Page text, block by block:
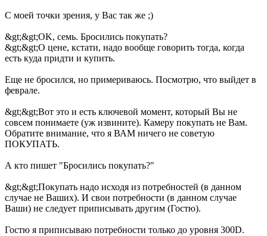
С моей точки зрения, у Вас так же ;)
&gt;&gt;OK, семь. Бросились покупать?
&gt;&gt;О цене, кстати, надо вообще говорить тогда, когда
есть куда придти и купить.
Еще не бросился, но примериваюсь. Посмотрю, что выйдет в
феврале.
&gt;&gt;Вот это и есть ключевой момент, который Вы не
совсем понимаете (уж извините). Камеру покупать не Вам.
Обратите внимание, что я ВАМ ничего не советую
ПОКУПАТЬ.
А кто пишет "Бросились покупать?"
&gt;&gt;Покупать надо исходя из потребностей (в данном
случае не Ваших). И свои потребности (в данном случае
Ваши) не следует приписывать другим (Гостю).
Гостю я приписываю потребности только до уровня 300D.